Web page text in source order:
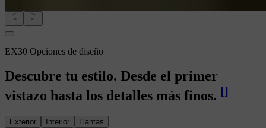
EX30 Opciones de diseño
Descubre tu estilo. Desde el primer
vistazo hasta los detalles más finos. []
Exterior Interior Llantas